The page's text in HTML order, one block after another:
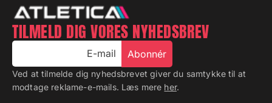
TILMELD DIG VORES NYHEDSBREV
E-mail Abonnér
Ved at tilmelde dig nyhedsbrevet giver du samtykke til at
modtage reklame-e-mails. Læs mere her.